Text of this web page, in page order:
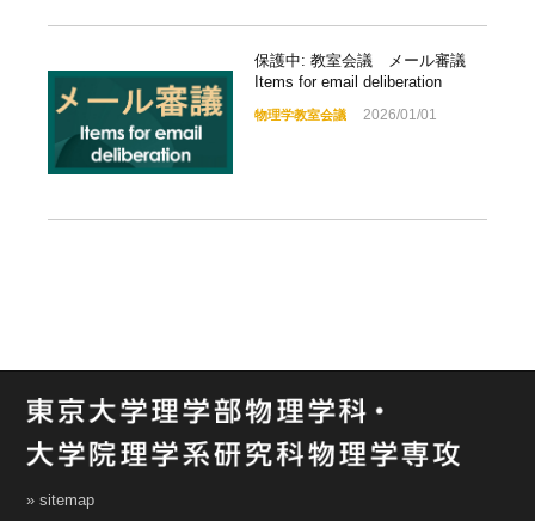
保護中: 教室会議 メール審議
Items for email deliberation
物理学教室会議 2026/01/01
» sitemap